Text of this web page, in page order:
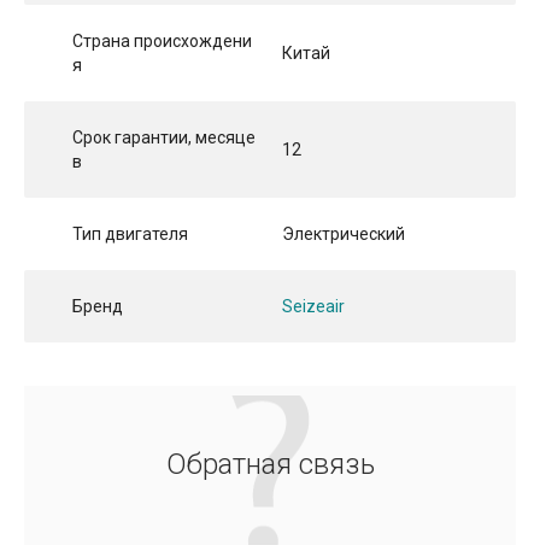
Страна происхождени
я
Китай
Срок гарантии, месяце
в
12
Тип двигателя Электрический
Бренд Seizeair
Обратная связь